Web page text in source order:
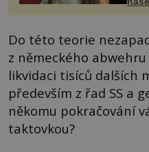
Do této teorie
z německého
likvidaci tisíců dalších
především z řad SS a
někomu pokračování
taktovkou?